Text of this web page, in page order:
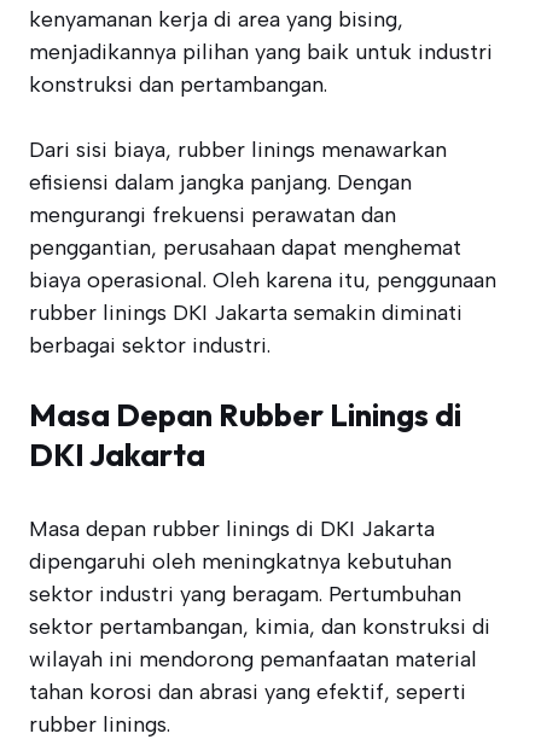
kenyamanan kerja di area yang bising,
menjadikannya pilihan yang baik untuk industri
konstruksi dan pertambangan.
Dari sisi biaya, rubber linings menawarkan
efisiensi dalam jangka panjang. Dengan
mengurangi frekuensi perawatan dan
penggantian, perusahaan dapat menghemat
biaya operasional. Oleh karena itu, penggunaan
rubber linings DKI Jakarta semakin diminati
berbagai sektor industri.
Masa Depan Rubber Linings di
DKI Jakarta
Masa depan rubber linings di DKI Jakarta
dipengaruhi oleh meningkatnya kebutuhan
sektor industri yang beragam. Pertumbuhan
sektor pertambangan, kimia, dan konstruksi di
wilayah ini mendorong pemanfaatan material
tahan korosi dan abrasi yang efektif, seperti
rubber linings.